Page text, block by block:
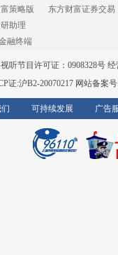
策略版
助理
融终端
东方财富证券交易
听节目许可证：0908328号
证:沪B2-20070217 网站备案
可持续发展 广告